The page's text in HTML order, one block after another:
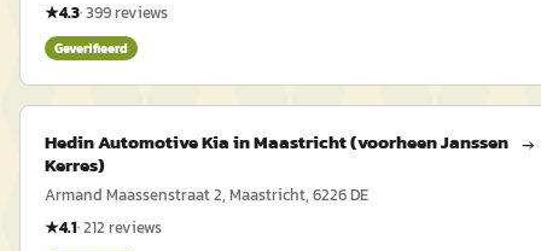
★4.3·399reviews
Geverifieerd
Hedin Automotive Kia in Maastricht (voorheen Janssen
Kerres)
→
Armand Maassenstraat 2, Maastricht, 6226 DE
★4.1·212 reviews